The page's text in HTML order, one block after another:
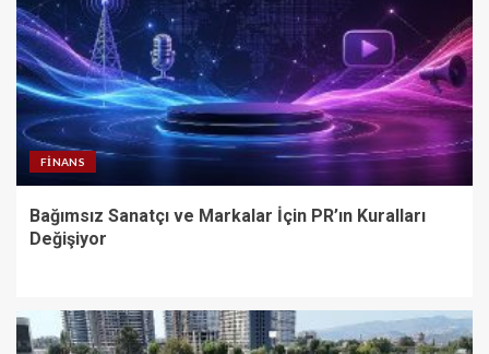
FINANS
Bağımsız Sanatçı ve Markalar İçin PR’ın Kuralları
Değişiyor